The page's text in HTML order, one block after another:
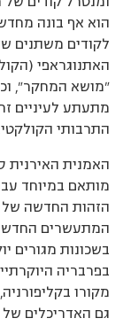
הוא אף בונה
לקודים משתנים
האתנוגראפי
”מושא המחקר”,
מתעתע לעיניים
התרבותי
האמנית האירנית
מותאם במיוחד
הזהות החדשה של
המתעשרים
בשכונות מגורים
בפרבריה
מקורו
גם האדריכלים של